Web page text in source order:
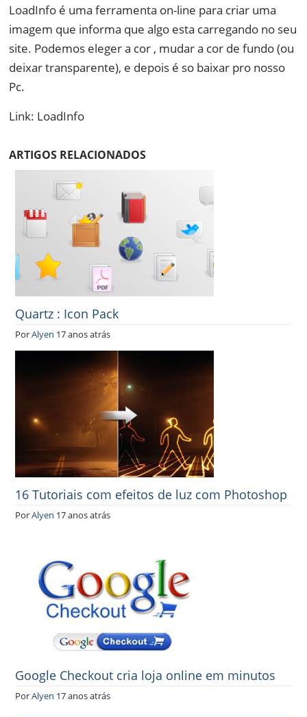
LoadInfo é uma ferramenta on-line para criar uma
imagem que informa que algo esta carregando no seu
site. Podemos eleger a cor , mudar a cor de fundo (ou
deixar transparente), e depois é so baixar pro nosso
Pc.
Link: LoadInfo
ARTIGOS RELACIONADOS
Quartz : Icon Pack
PorAlyen 17 anos atrás
16 Tutoriais com efeitos de luz com Photoshop
PorAlyen 17 anos atrás
Google Checkout cria loja online em minutos
PorAlyen 17 anos atrás